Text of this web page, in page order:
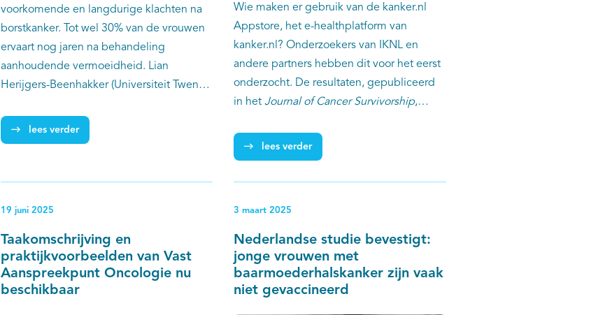
voorkomende en langdurige klachten na
borstkanker. Tot wel 30% van de vrouwen
ervaart nog jaren na behandeling
aanhoudende vermoeidheid. Lian
Herijgers-Beenhakker (Universiteit Twente)
te begrijpen en te behandelen is. Haar
onderzoek laat zien dat het op basis van
het individuele risico op vermoeidheid te
behandelingen beter af te stemmen op
persoonlijke voorkeuren van patiënten.
lees verder
Wie maken er gebruik van de kanker.nl
Appstore, het e-healthplatform van
kanker.nl? Onderzoekers van IKNL en
andere partners hebben dit voor het eerst
onderzocht. De resultaten, gepubliceerd
in hetJournal of Cancer Survivorship,
gebruikersgroep én de uitdagingen rond
implementatie van digitale zelfzorg.
lees verder
19 juni 2025
Taakomschrijving en
praktijkvoorbeelden van Vast
Aanspreekpunt Oncologie nu
beschikbaar
3 maart 2025
Nederlandse studie bevestigt:
jonge vrouwen met
baarmoederhalskanker zijn vaak
niet gevaccineerd